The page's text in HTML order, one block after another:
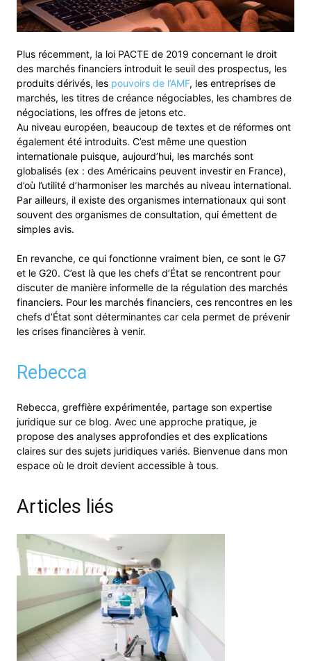
Plus récemment, la loi PACTE de 2019 concernant le droit
des marchés financiers introduit le seuil des prospectus, les
produits dérivés, les pouvoirs de l’AMF, les entreprises de
marchés, les titres de créance négociables, les chambres de
négociations, les offres de jetons etc.
Au niveau européen, beaucoup de textes et de réformes ont
également été introduits. C’est même une question
internationale puisque, aujourd’hui, les marchés sont
globalisés (ex : des Américains peuvent investir en France),
d’où l’utilité d’harmoniser les marchés au niveau international.
Par ailleurs, il existe des organismes internationaux qui sont
souvent des organismes de consultation, qui émettent de
simples avis.
En revanche, ce qui fonctionne vraiment bien, ce sont le G7
et le G20. C’est là que les chefs d’État se rencontrent pour
discuter de manière informelle de la régulation des marchés
financiers. Pour les marchés financiers, ces rencontres en les
chefs d’État sont déterminantes car cela permet de prévenir
les crises financières à venir.
Rebecca
Rebecca, greffière expérimentée, partage son expertise
juridique sur ce blog. Avec une approche pratique, je
propose des analyses approfondies et des explications
claires sur des sujets juridiques variés. Bienvenue dans mon
espace où le droit devient accessible à tous.
Articles liés